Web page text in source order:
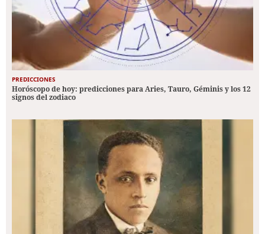
PREDICCIONES
Horóscopo de hoy: predicciones para Aries, Tauro, Géminis y los 12
signos del zodiaco